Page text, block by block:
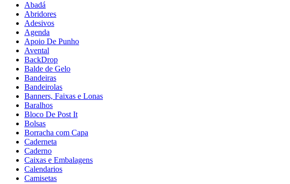
Abadá
Abridores
Adesivos
Agenda
Apoio De Punho
Avental
BackDrop
Balde de Gelo
Bandeiras
Bandeirolas
Banners, Faixas e Lonas
Baralhos
Bloco De Post It
Bolsas
Borracha com Capa
Caderneta
Caderno
Caixas e Embalagens
Calendarios
Camisetas